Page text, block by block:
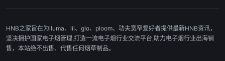
HNB之家旨在为iluma、lil、glo、ploom、功夫宽窄爱好者提供最新HNB资讯，
坚决拥护国家电子烟管理,打造一流电子烟行业交流平台,助力电子烟行业出海销
售，本站绝不出售、代售任何烟草制品。